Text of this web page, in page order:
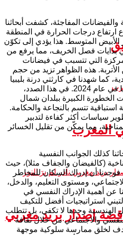
المغرب
إصدار بريد مغربي
والفيضانات المفاجئة، كشفت أبحاثنا
ارتفاع درجات الحرارة في المنطقة
الأبيض المتوسط. هذا يؤدي إلى تكوّن
فصل الخريف، مما يرفع من
التي تتسبب في فيضانات
هذه الظواهر تزيد من حجم
كما شهدنا في كارثتي درنة بليبيا
في عام 2023 وفالنسيا بإسبانيا في عام 2024. في هذا الصدد،
الخطورة الكبيرة ببلدان شمال
استباقية تتسم بالنجاعة والحكامة.
سياسات أكثر كفاءة لتدبير
مما يمكّن من تقليل الخسائر
كذلك الجوانب النفسية
(كالفيضان والجفاف مثلا)، حيث
فوجدنا أن إدراك السكان للمخاطر
ومستوى التعليم، والدخل،
عن أهمية الإدراك النفسي في
استراتيجيات أفضل للتكيف
الهندسية وحدها لا تكفي، بل تتطلب
والاجتماعي من خلال ثقافة
لخلق ممارسة سلوكية موجهة